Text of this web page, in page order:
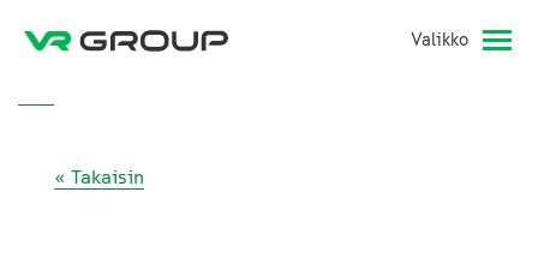
Valikko
« Takaisin